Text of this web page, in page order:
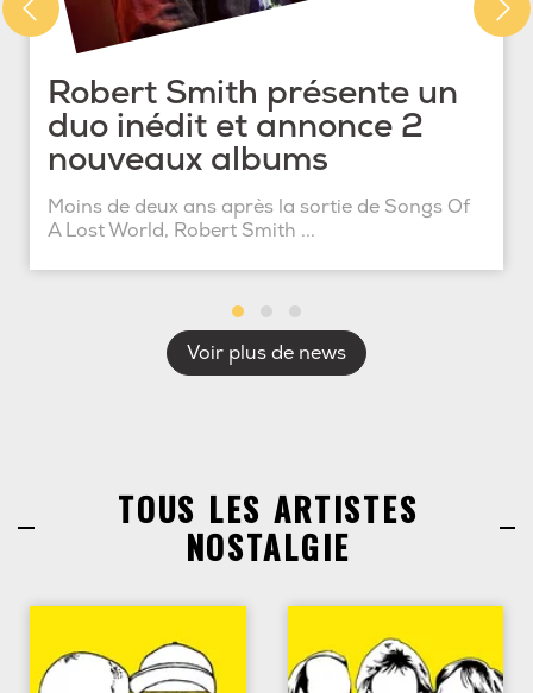
Robert Smith présente un
duo inédit et annonce 2
nouveaux albums
Moins de deux ans après la sortie de Songs Of
A Lost World, Robert Smith ...
Voir plus de news
TOUS LES ARTISTES
NOSTALGIE